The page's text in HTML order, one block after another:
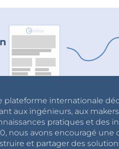
plateforme internationale
aux ingénieurs, aux
pratiques et des
nous avons encouragé
et partager des